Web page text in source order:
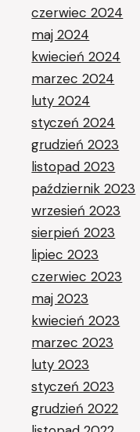
czerwiec 2024
maj 2024
kwiecień 2024
marzec 2024
luty 2024
styczeń 2024
grudzień 2023
listopad 2023
październik 2023
wrzesień 2023
sierpień 2023
lipiec 2023
czerwiec 2023
maj 2023
kwiecień 2023
marzec 2023
luty 2023
styczeń 2023
grudzień 2022